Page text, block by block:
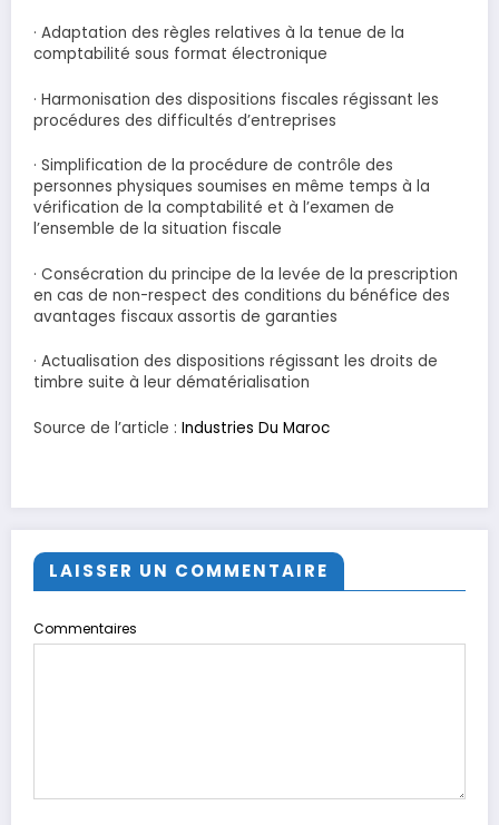
· Adaptation des règles relatives à la tenue de la
comptabilité sous format électronique
· Harmonisation des dispositions fiscales régissant les
procédures des difficultés d’entreprises
· Simplification de la procédure de contrôle des
personnes physiques soumises en même temps à la
vérification de la comptabilité et à l’examen de
l’ensemble de la situation fiscale
· Consécration du principe de la levée de la prescription
en cas de non-respect des conditions du bénéfice des
avantages fiscaux assortis de garanties
· Actualisation des dispositions régissant les droits de
timbre suite à leur dématérialisation
Source de l’article : Industries Du Maroc
LAISSER UN COMMENTAIRE
Commentaires